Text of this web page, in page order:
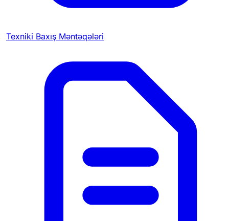
Texniki Baxış Məntəqələri